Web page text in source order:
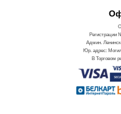
Регистрации
Админ.
Юр. адрес:
В Торговом